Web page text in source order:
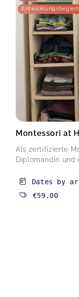
Montessori at
Als zertifizierte
Diplomandin und
Dates by
€59.00